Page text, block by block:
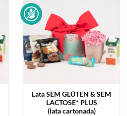
LataSEM GLÚTEN & SEM
LACTOSE* PLUS
(lata cartonada)